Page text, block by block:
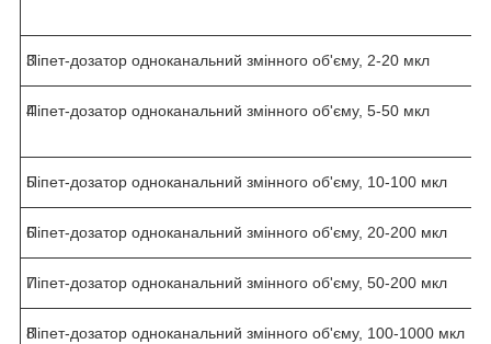
3
Піпет-дозатор одноканальний змінного об'єму, 2-20 мкл
4
Піпет-дозатор одноканальний змінного об'єму, 5-50 мкл
5
Піпет-дозатор одноканальний змінного об'єму, 10-100 мкл
6
Піпет-дозатор одноканальний змінного об'єму, 20-200 мкл
7
Піпет-дозатор одноканальний змінного об'єму, 50-200 мкл
8
Піпет-дозатор одноканальний змінного об'єму, 100-1000 мкл